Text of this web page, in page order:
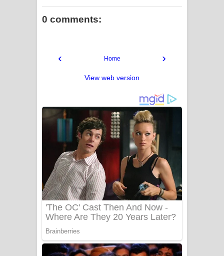
0 comments:
‹ ›
Home
View web version